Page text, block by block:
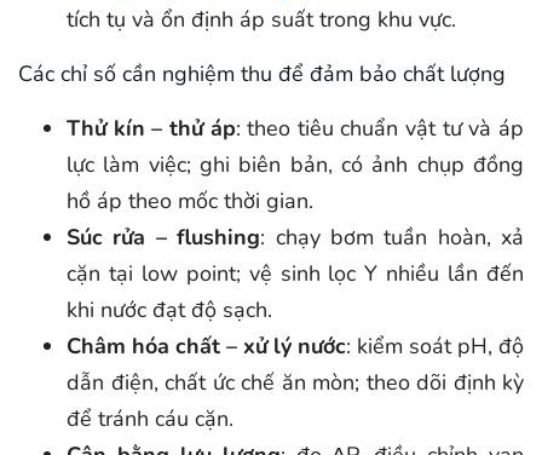
tích tụ và ổn định áp suất trong khu vực.
Các chỉ số cần nghiệm thu để đảm bảo chất lượng
Thử kín – thử áp: theo tiêu chuẩn vật tư và áp
lực làm việc; ghi biên bản, có ảnh chụp đồng
hồ áp theo mốc thời gian.
Súc rửa – flushing: chạy bơm tuần hoàn, xả
cặn tại low point; vệ sinh lọc Y nhiều lần đến
khi nước đạt độ sạch.
Châm hóa chất – xử lý nước: kiểm soát pH, độ
dẫn điện, chất ức chế ăn mòn; theo dõi định kỳ
để tránh cáu cặn.